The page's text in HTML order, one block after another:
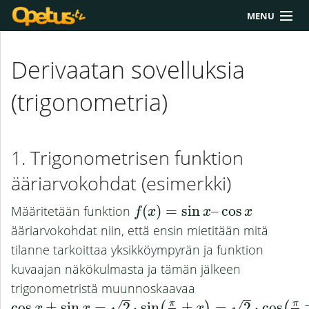
MENU
Lukio
Yläkoulu
Extrat
Polku
Derivaatan sovelluksia
(trigonometria)
Trigonometrisen funktion
ääriarvokohdat (esimerkki)
Määritetään funktion f(x) = sinx–cosx
f(x)=sinx –cosx
ääriarvokohdat niin, että ensin mietitään mitä
tilanne tarkoittaa yksikköympyrän ja funktion
kuvaajan näkökulmasta ja tämän jälkeen
trigonometristä muunnoskaavaa
– π – π